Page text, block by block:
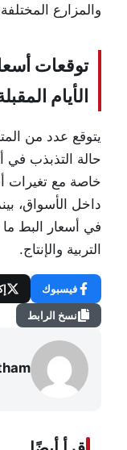
والمزارع
توقعات
الأيام
يتوقع عدد من
حالة التذبذب في
خاصة مع تغيرات
داخل الأسواق،
في أسعار البط
التربية والإنتاج.
فيسبوك
نسخ الرابط